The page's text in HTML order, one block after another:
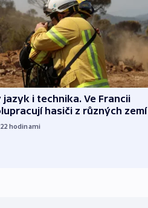
jazyk i technika. Ve Francii
hasiči z různých zemí
hodinami